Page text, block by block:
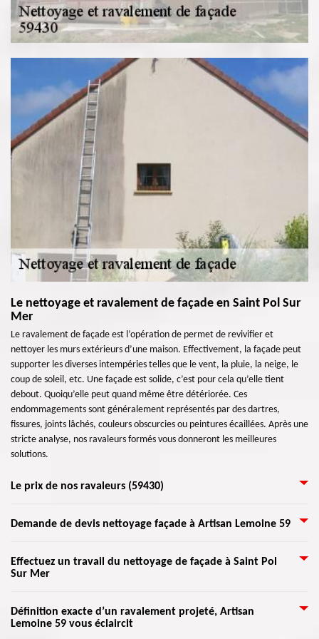
Le nettoyage et ravalement de façade en Saint Pol Sur
Mer
Le ravalement de façade est l’opération de permet de revivifier et
nettoyer les murs extérieurs d’une maison. Effectivement, la façade peut
supporter les diverses intempéries telles que le vent, la pluie, la neige, le
coup de soleil, etc. Une façade est solide, c’est pour cela qu’elle tient
debout. Quoiqu’elle peut quand même être détériorée. Ces
endommagements sont généralement représentés par des dartres,
fissures, joints lâchés, couleurs obscurcies ou peintures écaillées. Après une
stricte analyse, nos ravaleurs formés vous donneront les meilleures
solutions.
Le prix de nos ravaleurs (59430)
Le ravalement consiste à rénover la façade et les murs extérieurs d’un
Lemoine 59, de nombreux travaux peuvent être entrepris avec un
10 ou 15 ans. Nous assurons un ravalement à petit prix pour tout Saint Pol
Sur Mer et ses environs.
Demande de devis nettoyage façade à Artisan Lemoine 59
Après une vérification avant le nettoyage des façades, notez que le lavage
sous pression est une solution garantie et non nuisible pour nettoyer les
au nettoyage de façade : maintenir l’esthétique et la résistance du
bâtiment. Au fil du temps, la pollution peut détruire les murs de votre
Effectuez un travail du nettoyage de façade à Saint Pol
Sur Mer
Pour embellir l’esthétique de votre mur extérieur, il est nécessaire de
s’entretenir régulièrement. Donc, faites confiance à Artisan Lemoine 59
Définition exacte d’un ravalement projeté, Artisan
Lemoine 59 vous éclaircit